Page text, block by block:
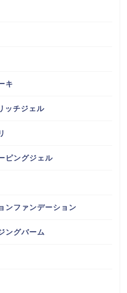
キ
ッチジェル
ピングジェル
ンファンデーション
ングバーム